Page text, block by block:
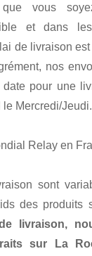
que vous
et dans
de livraison
nos
pour une
le Mercredi/Jeudi.
Relay en
sont
des produits
livraison,
sur La